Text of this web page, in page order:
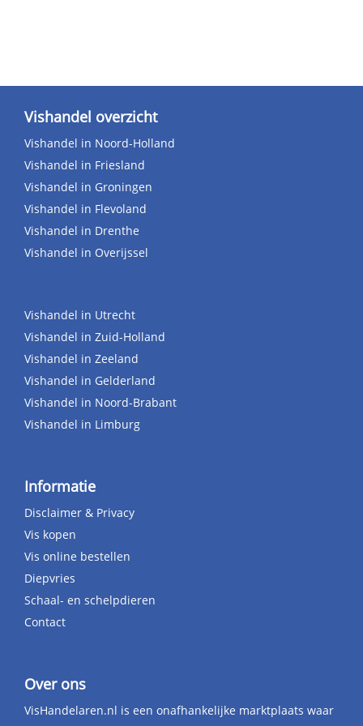
Vishandel overzicht
Vishandel in Noord-Holland
Vishandel in Friesland
Vishandel in Groningen
Vishandel in Flevoland
Vishandel in Drenthe
Vishandel in Overijssel
Vishandel in Utrecht
Vishandel in Zuid-Holland
Vishandel in Zeeland
Vishandel in Gelderland
Vishandel in Noord-Brabant
Vishandel in Limburg
Informatie
Disclaimer & Privacy
Vis kopen
Vis online bestellen
Diepvries
Schaal- en schelpdieren
Contact
Over ons
VisHandelaren.nl is een onafhankelijke marktplaats waar